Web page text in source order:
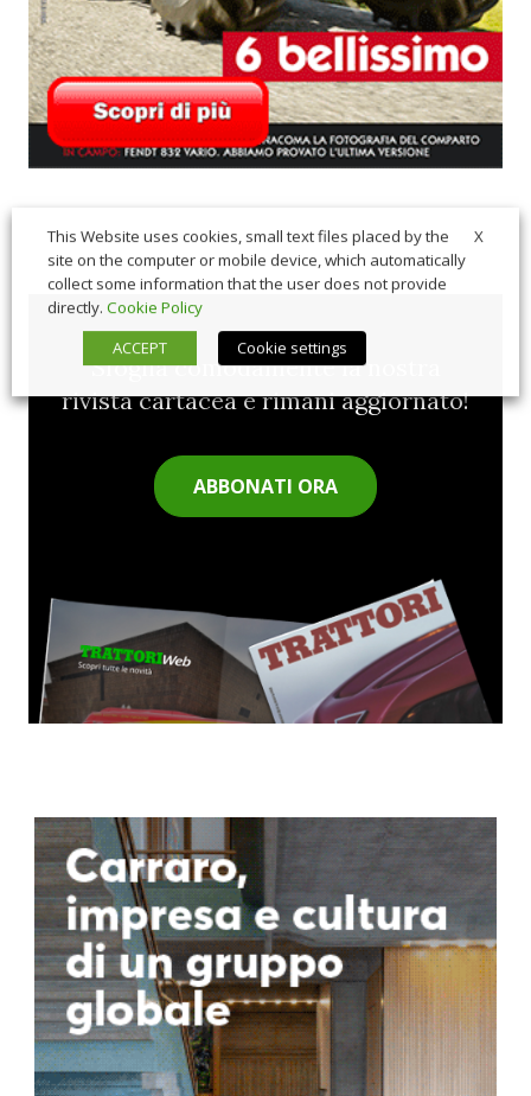
Sfoglia comodamente la nostra
rivista cartacea e rimani aggiornato!
ABBONATI ORA
X
This Website uses cookies, small text files placed by the
site on the computer or mobile device, which automatically
collect some information that the user does not provide
directly. Cookie Policy
ACCEPT
Cookie settings